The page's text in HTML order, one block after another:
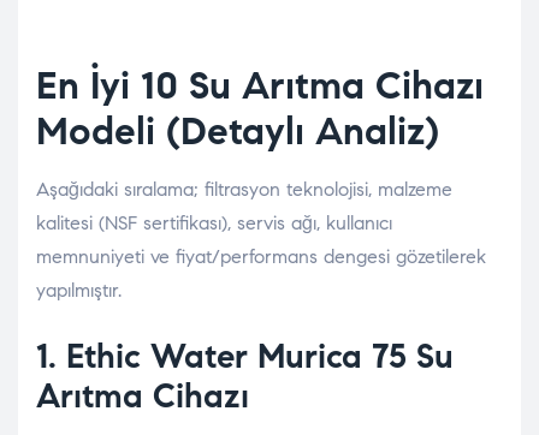
En İyi 10 Su Arıtma Cihazı
Modeli (Detaylı Analiz)
Aşağıdaki sıralama; filtrasyon teknolojisi, malzeme
kalitesi (NSF sertifikası), servis ağı, kullanıcı
memnuniyeti ve fiyat/performans dengesi gözetilerek
yapılmıştır.
1. Ethic Water Murica 75 Su
Arıtma Cihazı